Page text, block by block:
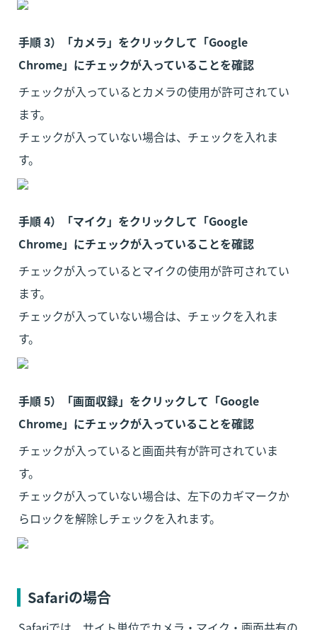
手順 3）「カメラ」をクリックして「Google
Chrome」にチェックが入っていることを確認
チェックが入っているとカメラの使用が許可されてい
ます。
チェックが入っていない場合は、チェックを入れま
す。
手順 4）「マイク」をクリックして「Google
Chrome」にチェックが入っていることを確認
チェックが入っているとマイクの使用が許可されてい
ます。
チェックが入っていない場合は、チェックを入れま
す。
手順 5）「画面収録」をクリックして「Google
Chrome」にチェックが入っていることを確認
チェックが入っていると画面共有が許可されていま
す。
チェックが入っていない場合は、左下のカギマークか
らロックを解除しチェックを入れます。
Safariの場合